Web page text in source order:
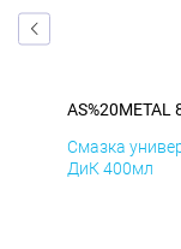
AS%20METAL
Смазка
ДиК 400мл